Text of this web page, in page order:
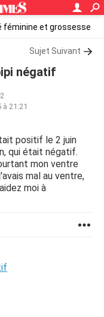
féminine et grossesse
Sujet Suivant
négatif
à 21:21
positif le 2 juin
qui était négatif.
mon ventre
mal au ventre,
moi à